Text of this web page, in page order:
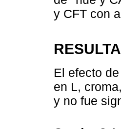
y CFT con
El efecto
en L,
y no fue